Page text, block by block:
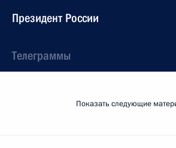
Президент России
Телеграммы
Показать следующие